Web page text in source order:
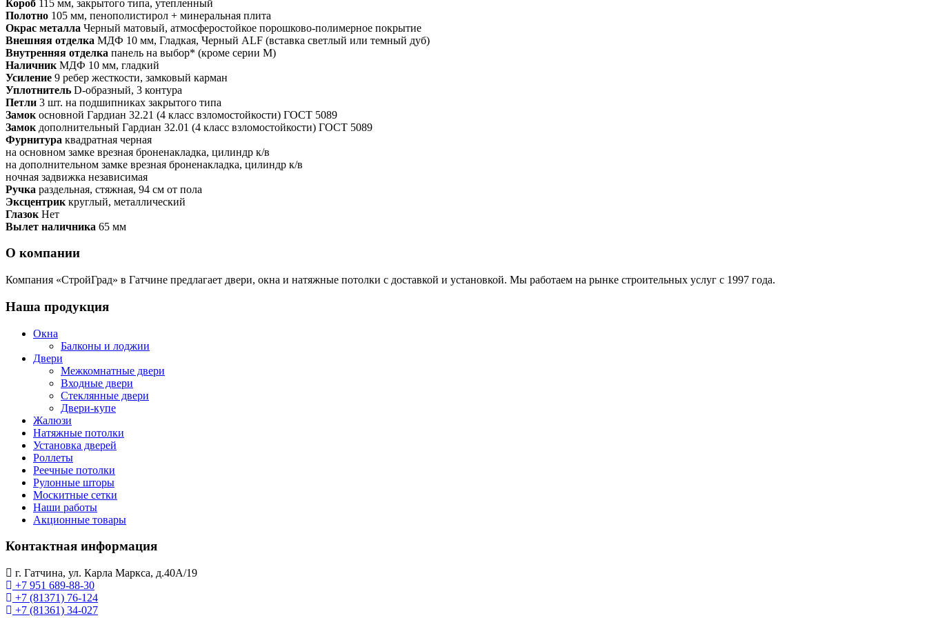
Короб 115 мм, закрытого типа, утепленный
Полотно 105 мм, пенополистирол + минеральная плита
Окрас металла Черный матовый, атмосферостойкое порошково-полимерное покрытие
Внешняя отделка МДФ 10 мм, Гладкая, Черный ALF (вставка светлый или темный дуб)
Внутренняя отделка панель на выбор* (кроме серии М)
Наличник МДФ 10 мм, гладкий
Усиление 9 ребер жесткости, замковый карман
Уплотнитель D-образный, 3 контура
Петли 3 шт. на подшипниках закрытого типа
Замок основной Гардиан 32.21 (4 класс взломостойкости) ГОСТ 5089
Замок дополнительный Гардиан 32.01 (4 класс взломостойкости) ГОСТ 5089
Фурнитура квадратная черная
на основном замке врезная броненакладка, цилиндр к/в
на дополнительном замке врезная броненакладка, цилиндр к/в
ночная задвижка независимая
Ручка раздельная, стяжная, 94 см от пола
Эксцентрик круглый, металлический
Глазок Нет
Вылет наличника 65 мм
О компании
Компания «СтройГрад» в Гатчине предлагает двери, окна и натяжные потолки с доставкой и установкой. Мы работаем на рынке строительных услуг с 1997 года.
Наша продукция
Окна
Балконы и лоджии
Двери
Межкомнатные двери
Входные двери
Стеклянные двери
Двери-купе
Жалюзи
Натяжные потолки
Установка дверей
Роллеты
Реечные потолки
Рулонные шторы
Москитные сетки
Наши работы
Акционные товары
Контактная информация
г. Гатчина, ул. Карла Маркса, д.40А/19
+7 951 689-88-30
+7 (81371) 76-124
+7 (81361) 34-027